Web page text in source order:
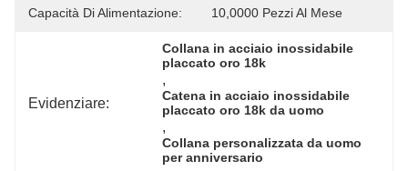
Capacità Di Alimentazione: 10,0000 Pezzi Al Mese
Evidenziare:
Collana in acciaio inossidabile
placcato oro 18k
,
Catena in acciaio inossidabile
placcato oro 18k da uomo
,
Collana personalizzata da uomo
per anniversario